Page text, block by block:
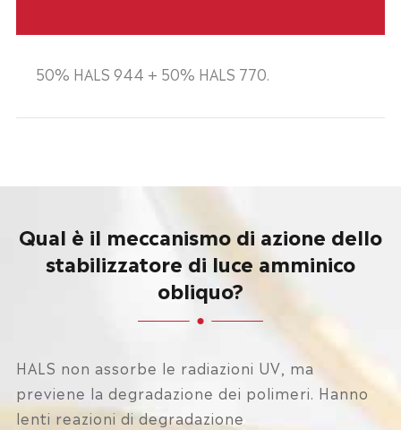
50% HALS 944 + 50% HALS 770.
Qual è il meccanismo di azione dello
stabilizzatore di luce amminico
obliquo?
HALS non assorbe le radiazioni UV, ma
previene la degradazione dei polimeri. Hanno
lenti reazioni di degradazione